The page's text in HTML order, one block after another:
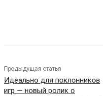
Предыдущая статья
Идеально для поклонников
игр — новый ролик о